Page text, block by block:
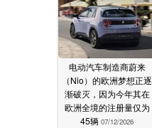
电动汽车制造商蔚来
（Nio）的欧洲梦想正逐
渐破灭，因为今年其在
欧洲全境的注册量仅为
45辆 07/12/2026